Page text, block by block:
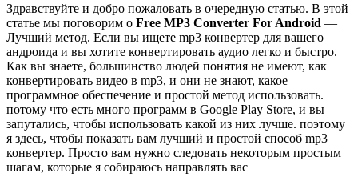
Здравствуйте и добро пожаловать в очередную статью. В этой
статье мы поговорим о Free MP3 Converter For Android —
Лучший метод. Если вы ищете mp3 конвертер для вашего
андроида и вы хотите конвертировать аудио легко и быстро.
Как вы знаете, большинство людей понятия не имеют, как
конвертировать видео в mp3, и они не знают, какое
программное обеспечение и простой метод использовать.
потому что есть много программ в Google Play Store, и вы
запутались, чтобы использовать какой из них лучше. поэтому
я здесь, чтобы показать вам лучший и простой способ mp3
конвертер. Просто вам нужно следовать некоторым простым
шагам, которые я собираюсь направлять вас